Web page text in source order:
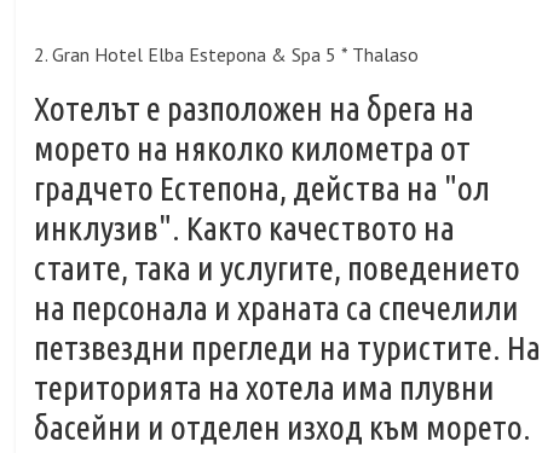
2. Gran Hotel Elba Estepona & Spa 5 * Thalaso
Хотелът е разположен на брега на
морето на няколко километра от
градчето Естепона, действа на "ол
инклузив". Както качеството на
стаите, така и услугите, поведението
на персонала и храната са спечелили
петзвездни прегледи на туристите. На
територията на хотела има плувни
басейни и отделен изход към морето.